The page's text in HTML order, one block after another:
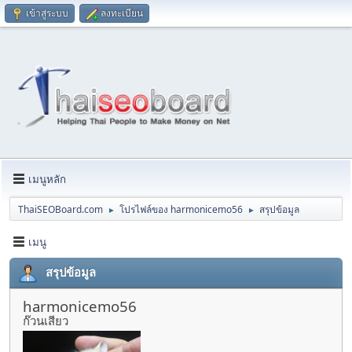
เข้าสู่ระบบ ลงทะเบียน
เมนูหลัก
ThaiSEOBoard.com ► โปรไฟล์ของ harmonicemo56 ► สรุปข้อมูล
เมนู
สรุปข้อมูล
harmonicemo56
ก๊วนเสียว